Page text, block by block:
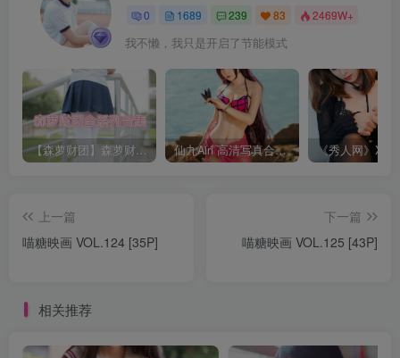
0 1689 239 83 2469W+
我不懒，我只是开启了节能模式
【森萝财团】森萝财团系列福利原版无水印合集下载[与本站内容同步更新] 仙九Airi 高清写真合集[持续更新]
上一篇
喵糖映画 VOL.124 [35P]
下一篇
喵糖映画 VOL.125 [43P]
相关推荐